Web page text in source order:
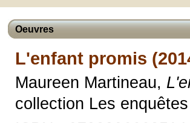
Oeuvres
L'enfant promis
Maureen Martineau,
collection Les